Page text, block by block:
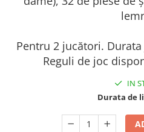
Pentru 2 jucători.
Reguli de joc
IN
Durata de